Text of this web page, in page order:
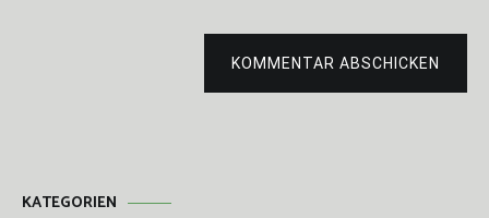
KOMMENTAR ABSCHICKEN
KATEGORIEN